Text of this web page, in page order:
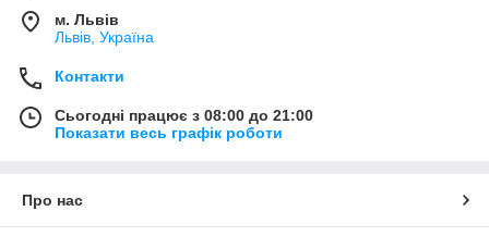
м. Львів
Львів, Україна
Контакти
Сьогодні працює з 08:00 до 21:00
Показати весь графік роботи
Про нас